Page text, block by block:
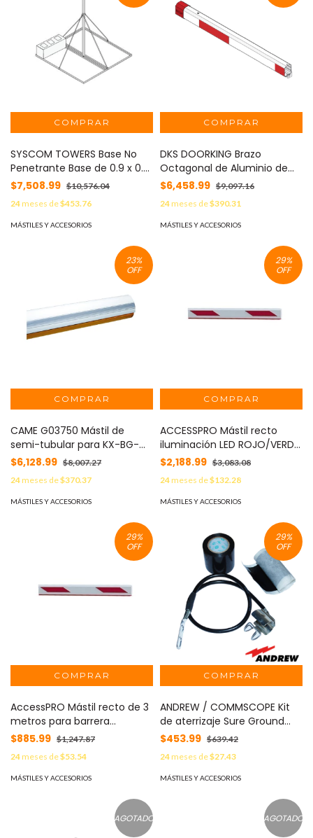
SYSCOM TOWERS Base No
Penetrante Base de 0.9 x 0.9
m con Mástil de 1.5 m x 2"
diam. Ced.30 para
Instalación de Antenas
(HOT-DIP). MOD: S-BNP-901
$7,508.99 $10,576.04
24meses de$453.76
MÁSTILES Y ACCESORIOS
DKS DOORKING Brazo
Octagonal de Aluminio de
4.2 metros / Compatible
con Iluminación Rojo-Verde
(No incluida) 1601-555
$6,458.99 $9,097.16
24meses de$390.31
MÁSTILES Y ACCESORIOS
23%
OFF
CAME G03750 Mástil de
semi-tubular para KX-BG-
GA, 4 metros, Color blanco
semi elíptico MOD: 001-
G03750
$6,128.99 $8,007.27
24meses de$370.37
MÁSTILES Y ACCESORIOS
29%
OFF
ACCESSPRO Mástil recto
iluminación LED ROJO/VERDE
de 5 metros compatible con
barreras Industrial By
AccessPRO MOD: XBS-ARM
$2,188.99 $3,083.08
24meses de$132.28
MÁSTILES Y ACCESORIOS
29%
OFF
AccessPRO Mástil recto de 3
metros para barrera
XBF3000 MOD: XBF-ARM
$885.99 $1,247.87
24meses de$53.54
MÁSTILES Y ACCESORIOS
29%
OFF
ANDREW / COMMSCOPE Kit
de aterrizaje Sure Ground
para cable de 7/8", longitud
24" MOD: SG78-06B2A
$453.99 $639.42
24meses de$27.43
MÁSTILES Y ACCESORIOS
AGOTADO AGOTADO